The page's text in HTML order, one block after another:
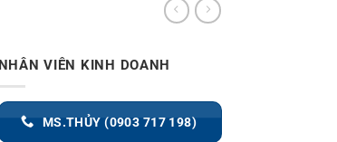
NHÂN VIÊN KINH DOANH
MS.THỦY (0903 717 198)